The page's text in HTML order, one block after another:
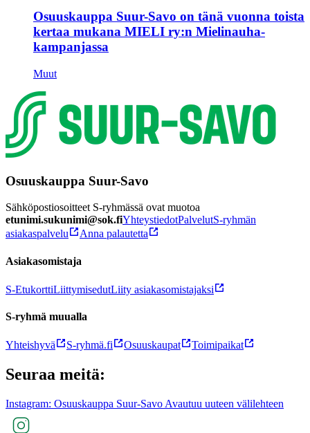
Osuuskauppa Suur-Savo on tänä vuonna toista
kertaa mukana MIELI ry:n Mielinauha-
kampanjassa
Muut
Osuuskauppa Suur-Savo
Sähköpostiosoitteet S-ryhmässä ovat muotoa
etunimi.sukunimi@sok.fiYhteystiedotPalvelutS-ryhmän
asiakaspalvelu
Anna palautetta
Asiakasomistaja
S-EtukorttiLiittymisedutLiity asiakasomistajaksi
S-ryhmä muualla
Yhteishyvä S-ryhmä.fi Osuuskaupat Toimipaikat
Seuraa meitä:
Instagram: Osuuskauppa Suur-Savo Avautuu uuteen välilehteen